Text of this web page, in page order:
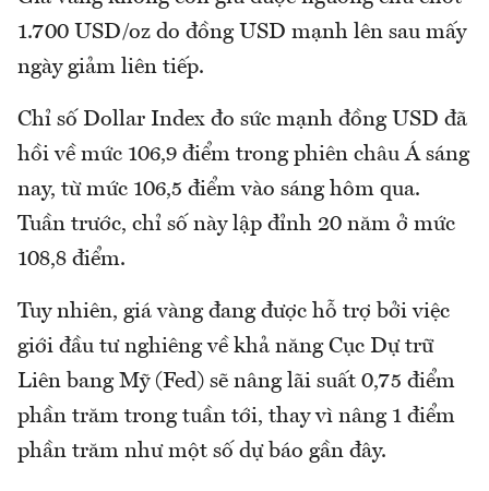
1.700 USD/oz do đồng USD mạnh lên sau mấy
ngày giảm liên tiếp.
Chỉ số Dollar Index đo sức mạnh đồng USD đã
hồi về mức 106,9 điểm trong phiên châu Á sáng
nay, từ mức 106,5 điểm vào sáng hôm qua.
Tuần trước, chỉ số này lập đỉnh 20 năm ở mức
108,8 điểm.
Tuy nhiên, giá vàng đang được hỗ trợ bởi việc
giới đầu tư nghiêng về khả năng Cục Dự trữ
Liên bang Mỹ (Fed) sẽ nâng lãi suất 0,75 điểm
phần trăm trong tuần tới, thay vì nâng 1 điểm
phần trăm như một số dự báo gần đây.